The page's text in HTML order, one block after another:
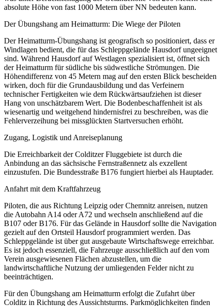
absolute Höhe von fast 1000 Metern über NN bedeuten kann.
Der Übungshang am Heimatturm: Die Wiege der Piloten
Der Heimatturm-Übungshang ist geografisch so positioniert, dass er
Windlagen bedient, die für das Schleppgelände Hausdorf ungeeignet
sind. Während Hausdorf auf Westlagen spezialisiert ist, öffnet sich
der Heimatturm für südliche bis südwestliche Strömungen. Die
Höhendifferenz von 45 Metern mag auf den ersten Blick bescheiden
wirken, doch für die Grundausbildung und das Verfeinern
technischer Fertigkeiten wie dem Rückwärtsaufziehen ist dieser
Hang von unschätzbarem Wert. Die Bodenbeschaffenheit ist als
wiesenartig und weitgehend hindernisfrei zu beschreiben, was die
Fehlerverzeihung bei missglückten Startversuchen erhöht.
Zugang, Logistik und Anreiseplanung
Die Erreichbarkeit der Colditzer Fluggebiete ist durch die
Anbindung an das sächsische Fernstraßennetz als exzellent
einzustufen. Die Bundesstraße B176 fungiert hierbei als Hauptader.
Anfahrt mit dem Kraftfahrzeug
Piloten, die aus Richtung Leipzig oder Chemnitz anreisen, nutzen
die Autobahn A14 oder A72 und wechseln anschließend auf die
B107 oder B176. Für das Gelände in Hausdorf sollte die Navigation
gezielt auf den Ortsteil Hausdorf programmiert werden. Das
Schleppgelände ist über gut ausgebaute Wirtschaftswege erreichbar.
Es ist jedoch essenziell, die Fahrzeuge ausschließlich auf den vom
Verein ausgewiesenen Flächen abzustellen, um die
landwirtschaftliche Nutzung der umliegenden Felder nicht zu
beeinträchtigen.
Für den Übungshang am Heimatturm erfolgt die Zufahrt über
Colditz in Richtung des Aussichtsturms. Parkmöglichkeiten finden